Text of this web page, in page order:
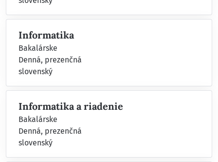
Informatika
Bakalárske
Denná, prezenčná
slovenský
Informatika a riadenie
Bakalárske
Denná, prezenčná
slovenský